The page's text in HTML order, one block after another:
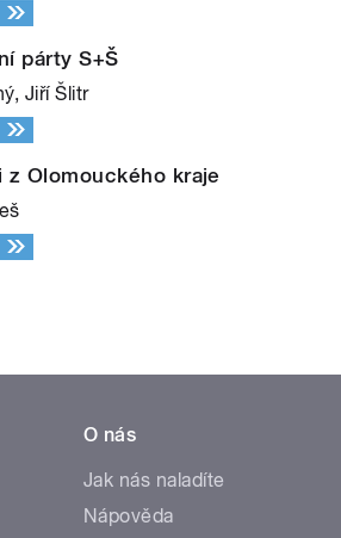
párty S+Š
Jiří Šlitr
z Olomouckého kraje
O nás
Jak nás naladíte
Nápověda